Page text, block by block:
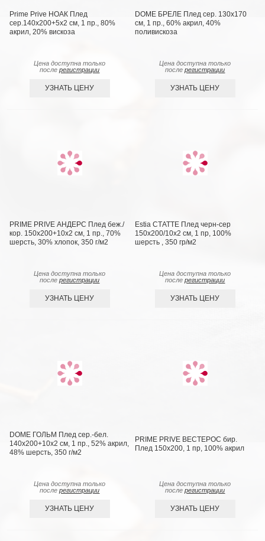
Prime Prive НОАК Плед
сер.140х200+5х2 см, 1 пр., 80%
акрил, 20% вискоза
Цена доступна только
послерегистрации
УЗНАТЬ ЦЕНУ
DOME БРЕЛЕ Плед сер. 130х170
см, 1 пр., 60% акрил, 40%
поливискоза
Цена доступна только
послерегистрации
УЗНАТЬ ЦЕНУ
PRIME PRIVE АНДЕРС Плед беж./
кор. 150х200+10х2 см, 1 пр., 70%
шерсть, 30% хлопок, 350 г/м2
Цена доступна только
послерегистрации
УЗНАТЬ ЦЕНУ
Estia СТАТТЕ Плед черн-сер
150х200/10х2 см, 1 пр, 100%
шерсть , 350 гр/м2
Цена доступна только
послерегистрации
УЗНАТЬ ЦЕНУ
DOME ГОЛЬМ Плед сер.-бел.
140х200+10х2 см, 1 пр., 52% акрил,
48% шерсть, 350 г/м2
Цена доступна только
послерегистрации
УЗНАТЬ ЦЕНУ
PRIME PRIVE ВЕСТЕРОС бир.
Плед 150x200, 1 пр, 100% акрил
Цена доступна только
послерегистрации
УЗНАТЬ ЦЕНУ